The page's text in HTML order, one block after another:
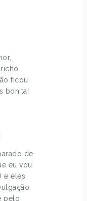
ficou
bonita!
de
eu vou
e eles
pelo